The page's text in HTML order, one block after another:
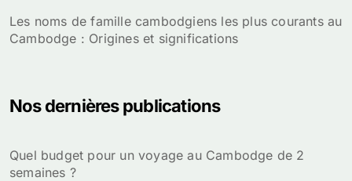
Les noms de famille cambodgiens les plus courants au
Cambodge : Origines et significations
Nos dernières publications
Quel budget pour un voyage au Cambodge de 2
semaines ?